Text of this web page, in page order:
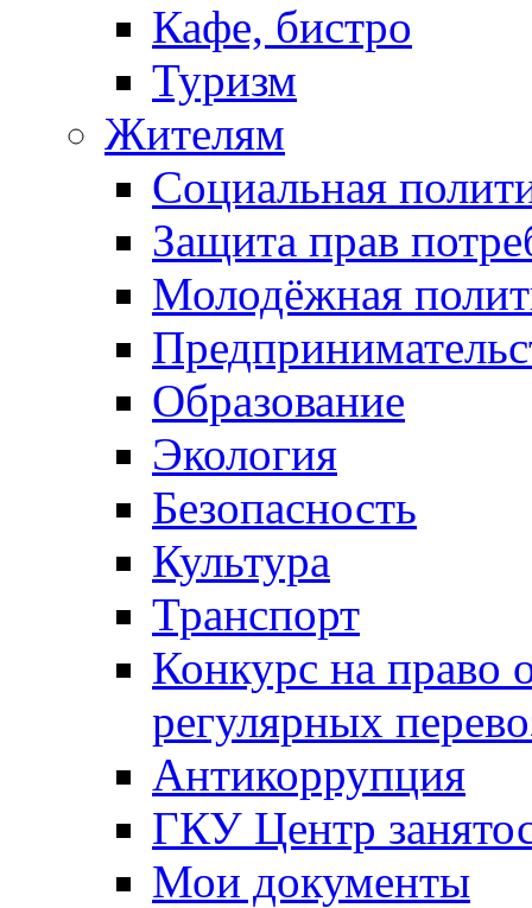
Кафе, бистро
Туризм
Жителям
Социальная
Защита прав
Молодёжная
Образование
Экология
Безопасность
Культура
Транспорт
Конкурс на право
регулярных
Антикоррупция
ГКУ Центр
Мои документы